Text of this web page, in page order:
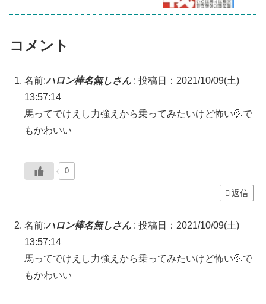
コメント
名前:ハロン棒名無しさん : 投稿日：2021/10/09(土)
13:57:14
馬ってでけえし力強えから乗ってみたいけど怖い💦で
もかわいい
0
返信
名前:ハロン棒名無しさん : 投稿日：2021/10/09(土)
13:57:14
馬ってでけえし力強えから乗ってみたいけど怖い💦で
もかわいい